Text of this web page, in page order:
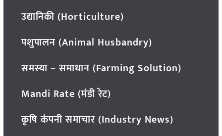
उद्यानिकी (Horticulture)
पशुपालन (Animal Husbandry)
समस्या – समाधान (Farming Solution)
Mandi Rate (मंडी रेट)
कृषि कंपनी समाचार (Industry News)